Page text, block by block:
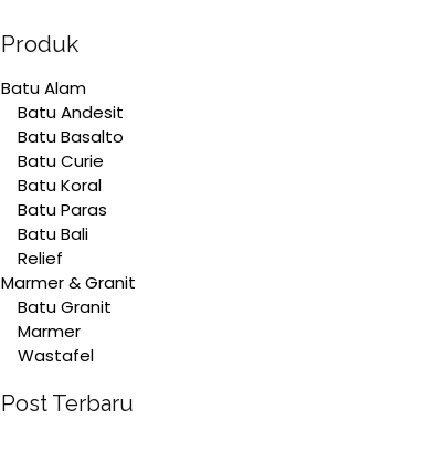
Produk
Batu Alam
Batu Andesit
Batu Basalto
Batu Curie
Batu Koral
Batu Paras
Batu Bali
Relief
Marmer & Granit
Batu Granit
Marmer
Wastafel
Post Terbaru